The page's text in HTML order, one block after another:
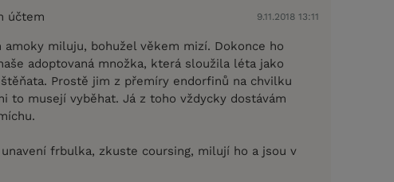
účtem 9.11.2018 13:11
amoky miluju, bohužel věkem mizí. Dokonce ho
adoptovaná množka, která sloužila léta jako
Prostě jim z přemíry endorfinů na chvilku
to musejí vyběhat. Já z toho vždycky dostávám
frbulka, zkuste coursing, milují ho a jsou v